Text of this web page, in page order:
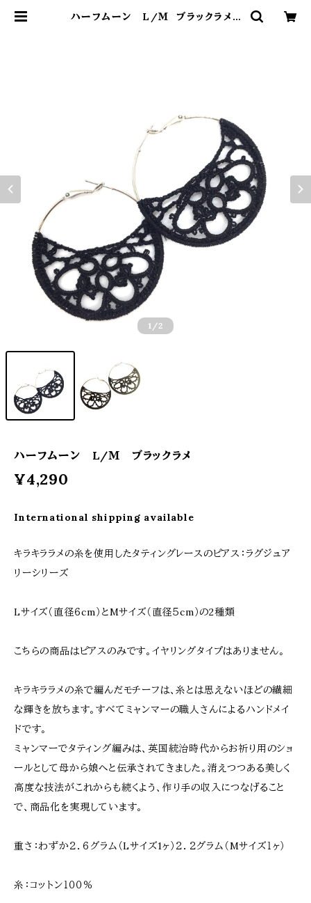
ハーフムーン L/Ｍ ブラックラメ |
1 /2
ハーフムーン L/Ｍ ブラックラメ
¥4,290
International shipping available
キラキララメの糸を使用したタティングレースのピアス：ラグジュア
リーシリーズ
Lサイズ（直径６cm）とMサイズ（直径５cm）の2種類
こちらの商品はピアスのみです。イヤリングタイプはありません。
キラキララメの糸で編んだモチーフは、糸とは思えないほどの繊細
な輝きを放ちます。すべてミャンマーの職人さんによるハンドメイ
ドです。
ミャンマーでタティング編みは、英国統治時代からお祈り用のショ
ールとして母から娘へと伝承されてきました。消えつつある美しく
高度な技法がこれからも続くよう、作り手の収入につなげること
で、商品化を実現しています。
重さ：わずか２．６グラム（Lサイズ1ヶ）２．２グラム（Mサイズ１ヶ）
糸：コットン１００％